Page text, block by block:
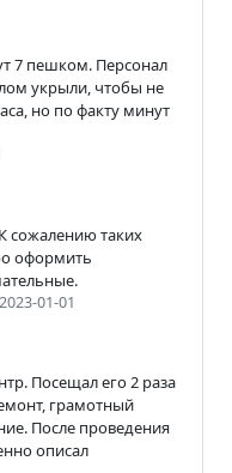
7 пешком. Персонал
укрыли, чтобы не
но по факту минут
сожалению таких
оформить
01-01
Посещал его 2 раза
грамотный
После проведения
описал